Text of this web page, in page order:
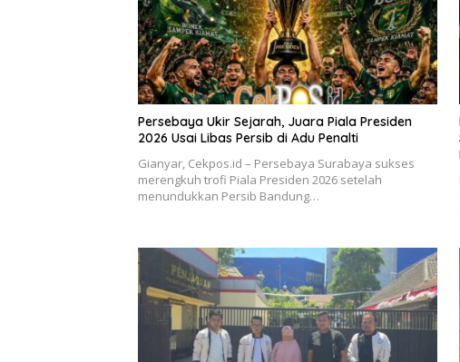
Persebaya Ukir Sejarah, Juara Piala Presiden
2026 Usai Libas Persib di Adu Penalti
Gianyar, Cekpos.id – Persebaya Surabaya sukses
merengkuh trofi Piala Presiden 2026 setelah
menundukkan Persib Bandung…